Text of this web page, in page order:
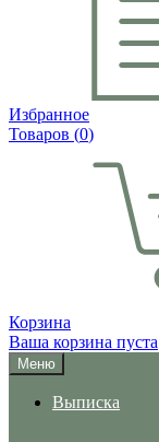
Избранное
Товаров (0)
Корзина
Ваша корзина пуста
Меню
Выписка